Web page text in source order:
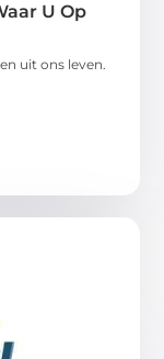
U Op
uit ons leven.